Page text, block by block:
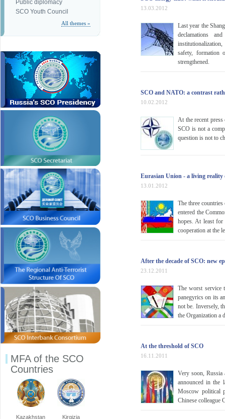
Public diplomacy
SCO Youth Council
All themes »
MFA of the SCO
Countries
Kazakhstan Kirgizia
13.03.2012
Last year the
declamations
safety, formation
strengthened.
SCO and NATO: a contrast
10.02.2012
At the recent press
SCO is not a
question is not to
Eurasian Union - a living reality
13.01.2012
The three
entered the
hopes. At least
cooperation at the
After the decade of SCO: new
23.12.2011
The worst service
panegyrics on its
not be. Inversely,
the Organization a
At the threshold of SCO
16.11.2011
Very soon,
announced in
Moscow political
Chinese colleague